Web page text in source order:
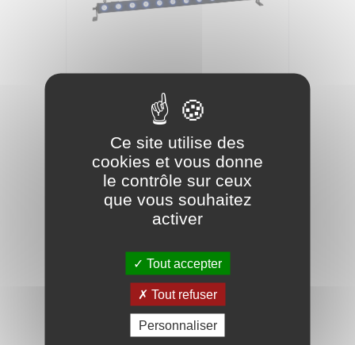
160,66 €
Ce site utilise des
cookies et vous donne
le contrôle sur ceux
que vous souhaitez
activer
Tout accepter
Tout refuser
Personnaliser